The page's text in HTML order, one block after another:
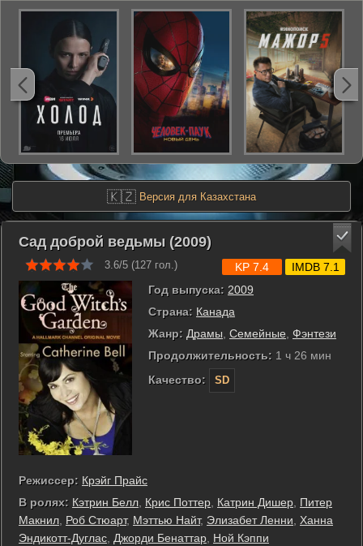
🇰🇿 Версия для Казахстана
Сад доброй ведьмы (2009)
3.6/5 (127 гол.)
Год выпуска: 2009
Страна: Канада
Жанр: Драмы Семейные Фэнтези
Продолжительность: 1 ч 26 мин
Качество:
SD
KP 7.4 IMDB 7.1
Режиссер: Крэйг Прайс
В ролях: Кэтрин Белл, Крис Поттер, Катрин Дишер, Питер
Макнил, Роб Стюарт, Мэттью Найт, Элизабет Ленни, Ханна
Эндикотт-Дуглас, Джорди Бенаттар, Ной Кэппи